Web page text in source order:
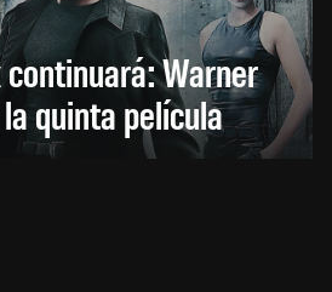
Warner
quinta película